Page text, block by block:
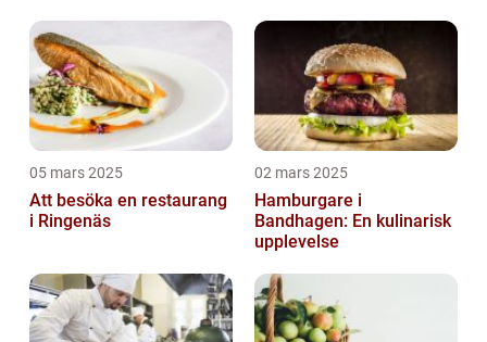
05 mars 2025
Att besöka en restaurang
i Ringenäs
02 mars 2025
Hamburgare i
Bandhagen: En kulinarisk
upplevelse